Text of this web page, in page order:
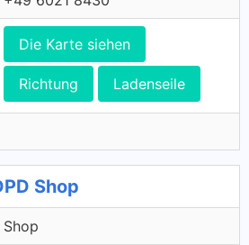
Die Karte siehen
Richtung Ladenseile
Shop
Shop